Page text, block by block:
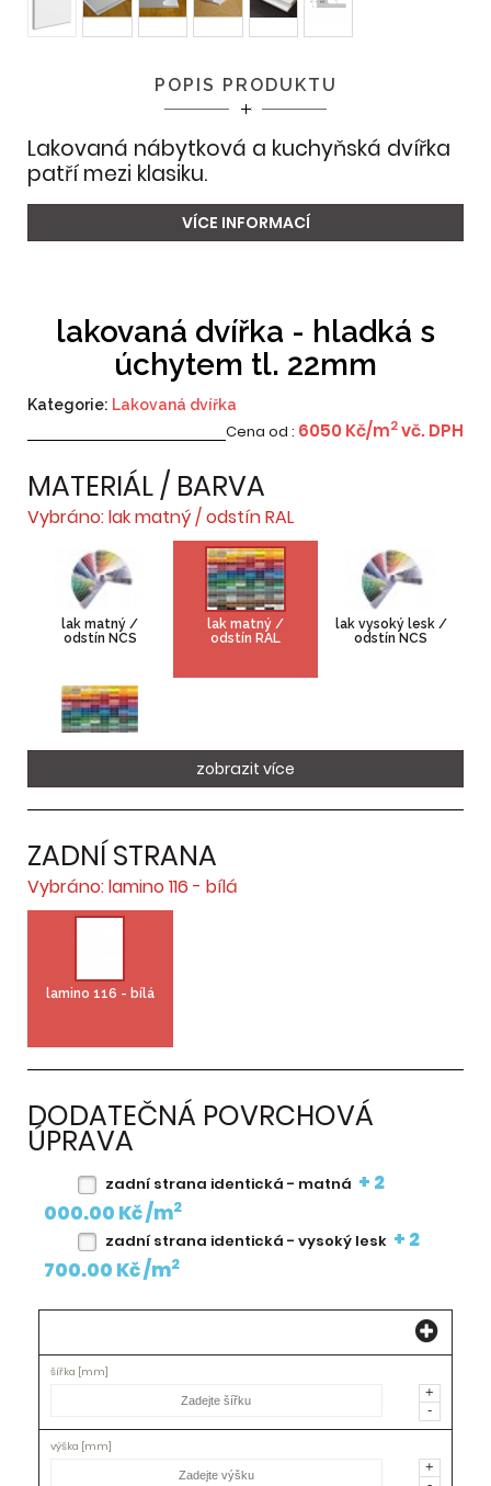
POPIS PRODUKTU
Lakovaná nábytková a kuchyňská dvířka
patří mezi klasiku.
VÍCE INFORMACÍ
lakovaná dvířka - hladká s
úchytem tl. 22mm
Kategorie: Lakovaná dvířka
Cena od : 6050 Kč/m2vč. DPH
MATERIÁL / BARVA
Vybráno: lak matný / odstín RAL
lak matný /
odstín NCS
lak matný /
odstín RAL
lak vysoký lesk /
odstín NCS
zobrazit více
ZADNÍ STRANA
Vybráno: lamino 116 - bílá
lamino 116 - bílá
DODATEČNÁ POVRCHOVÁ
ÚPRAVA
zadní strana identická - matná + 2
000.00 Kč /m2
zadní strana identická - vysoký lesk + 2
700.00 Kč /m2
Mn[ks]
Provedení
Poloha
+
-
+